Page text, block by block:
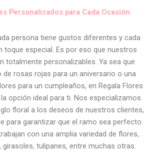
Personalizados para Cada Ocasión
persona tiene gustos diferentes y cada
toque especial. Es por eso que nuestros
totalmente personalizables. Ya sea que
rosas rojas para un aniversario o una
para un cumpleaños, en Regala Flores
opción ideal para ti. Nos especializamos
floral a los deseos de nuestros clientes,
para garantizar que el ramo sea perfecto.
con una amplia variedad de flores,
tulipanes, entre muchas otras.